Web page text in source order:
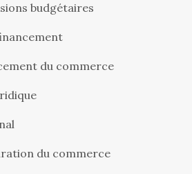
budgétaires
du commerce
du commerce